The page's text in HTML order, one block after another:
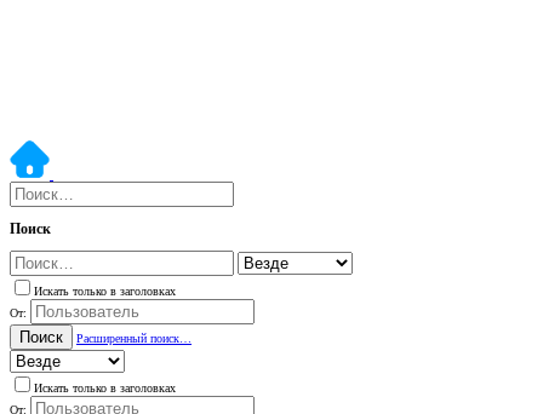
Поиск
Искать только в заголовках
От:
Поиск Расширенный поиск…
Искать только в заголовках
От: